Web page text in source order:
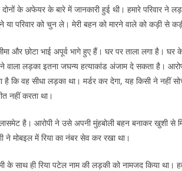
के अफेयर के बारे में जानकारी हुई थी। हमारे परिवार ने
परिवार को चुन ले। मेरी बहन को मारने वाले को कड़ी से
और छोटा भाई अपूर्व भागे हुए हैं। घर पर ताला लगा है।
वाला लड़का इतना जघन्य हत्याकांड अंजाम दे सकता है।
है कि वह सीधा लड़का था। मर्डर कर देगा, यह किसी ने नहीं
नहीं करता था।
है। आरोपी ने उसे अपनी मुंहबोली बहन बनाकर खुशी से
ने मोबइल में रिया का नंबर सेव कर रखा था।
के साथ ही रिया पटेल नाम की लड़की को नामजद किया था।